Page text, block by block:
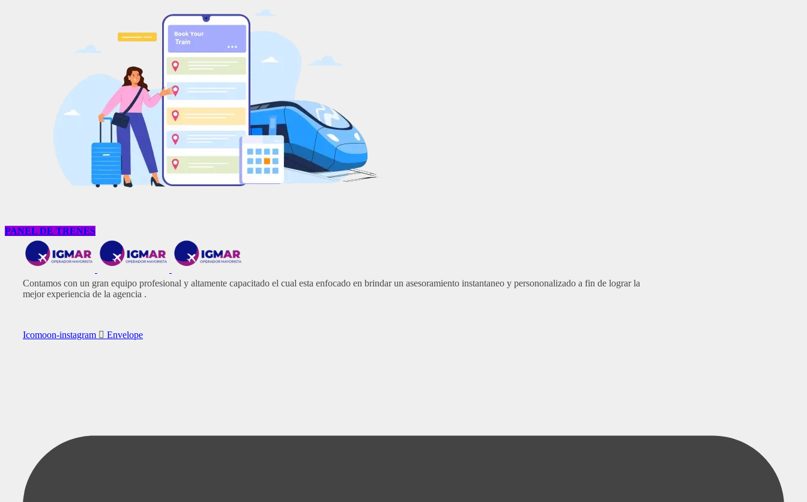
PANEL DE TRENES
Contamos con un gran equipo profesional y altamente capacitado el cual esta enfocado en brindar un asesoramiento instantaneo y persononalizado a fin de lograr la
mejor experiencia de la agencia .
Icomoon-instagram Envelope